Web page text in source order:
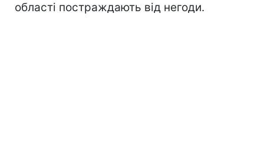
області постраждають від негоди.